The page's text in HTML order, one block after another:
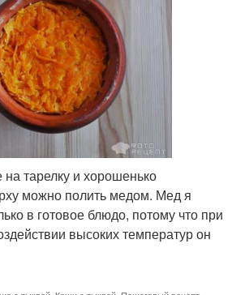
тарелку и хорошенько
можно полить медом. Мед я
в готовое блюдо, потому что при
высоких температур он